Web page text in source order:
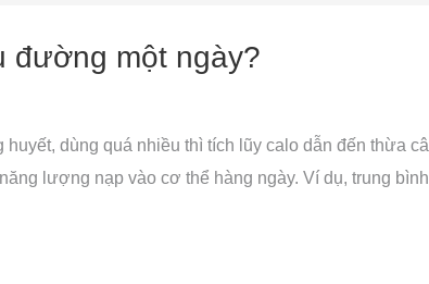
đường một ngày?
dùng quá nhiều thì tích lũy calo dẫn đến thừa
lượng nạp vào cơ thể hàng ngày. Ví dụ, trung